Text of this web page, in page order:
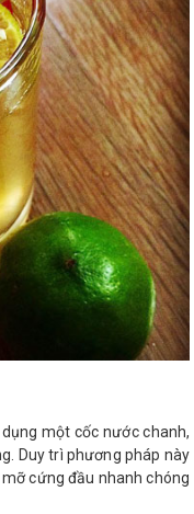
một cốc nước chanh,
Duy trì phương pháp này
cứng đầu nhanh chóng